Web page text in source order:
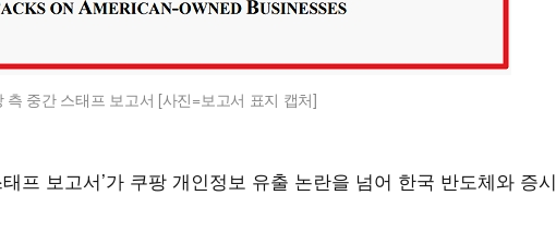
중간 스태프 보고서 [사진=보고서 표지 캡처]
프 보고서’가 쿠팡 개인정보 유출 논란을 넘어 한국 반도체와 증